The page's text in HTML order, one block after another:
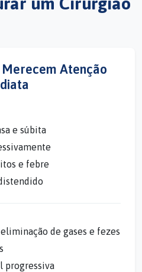
Merecem Atenção
e súbita
e febre
de gases e fezes
progressiva